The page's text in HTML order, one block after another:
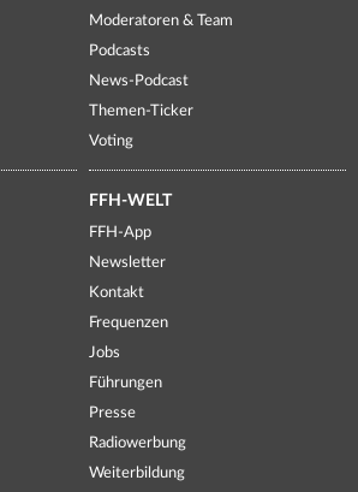
Moderatoren & Team
Podcasts
News-Podcast
Themen-Ticker
Voting
FFH-WELT
FFH-App
Newsletter
Kontakt
Frequenzen
Jobs
Führungen
Presse
Radiowerbung
Weiterbildung